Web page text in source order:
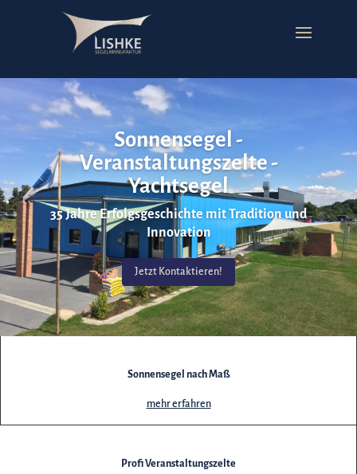
Sonnensegel -
Veranstaltungszelte -
Yachtsegel
35 Jahre Erfolgsgeschichte mit Tradition und
Innovation
Jetzt Kontaktieren!
Sonnensegel nach Maß
mehr erfahren
Profi Veranstaltungszelte